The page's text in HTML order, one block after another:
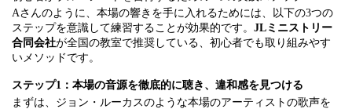
Aさんのように、本場の響きを手に入れるためには、以下の3つの
ステップを意識して練習することが効果的です。 JLミニストリー
合同会社が全国の教室で推奨している、初心者でも取り組みやす
いメソッドです。
ステップ1：本場の音源を徹底的に聴き、違和感を見つける
まずは、ジョン・ルーカスのような本場のアーティストの歌声を